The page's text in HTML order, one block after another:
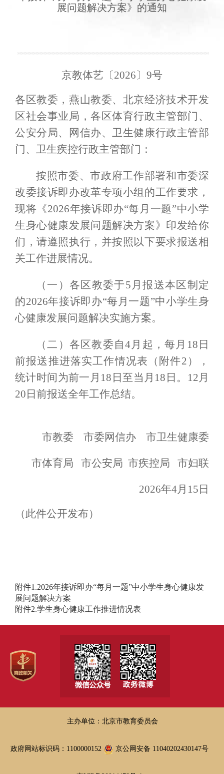
展问题解决方案》的通知
京教体艺 〔2026〕9号
各区教委，燕山教委、北京经济技术开发
区社会事业局，各区体育行政主管部门、
公安分局、网信办、卫生健康行政主管部
门、卫生疾控行政主管部门：
按照市委、市政府工作部署和市委深
改委接诉即办改革专项小组的工作要求，
现将《2026年接诉即办“每月一题”中小学
生身心健康发展问题解决方案》印发给你
们，请遵照执行，并按照以下要求报送相
关工作进展情况。
（一） 各区教委于5月报送本区制定
的2026年接诉即办“每月一题”中小学生身
心健康发展问题解决实施方案。
（二） 各区教委自4月起，每月18日
前报送推进落实工作情况表（附件2），
统计时间为前一月18日至当月18日。12月
20日前报送全年工作总结。
市教委 市委网信办 市卫生健康委
市体育局 市公安局 市疾控局 市妇联
2026年4月15日
（此件公开发布）
附件1.2026年接诉即办“每月一题”中小学生身心健康发
展问题解决方案
附件2.学生身心健康工作推进情况表
主办单位：北京市教育委员会
政府网站标识码：1100000152 京公网安备 11040202430147号